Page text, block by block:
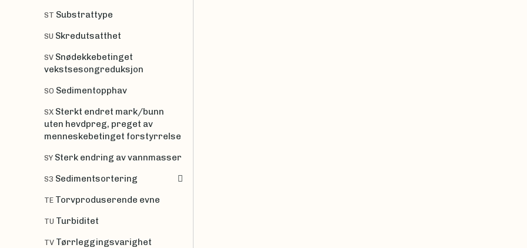
ST Substrattype
SU Skredutsatthet
SV Snødekkebetinget
vekstsesongreduksjon
SO Sedimentopphav
SX Sterkt endret mark/bunn
uten hevdpreg, preget av
menneskebetinget forstyrrelse
SY Sterk endring av vannmasser
S3 Sedimentsortering
TE Torvproduserende evne
TU Turbiditet
TV Tørrleggingsvarighet